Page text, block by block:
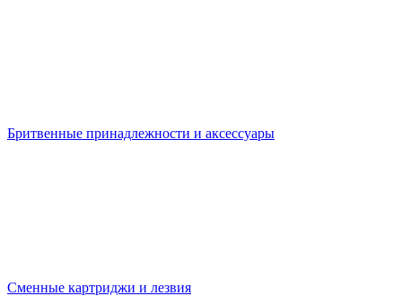
Бритвенные принадлежности и аксессуары
Сменные картриджи и лезвия